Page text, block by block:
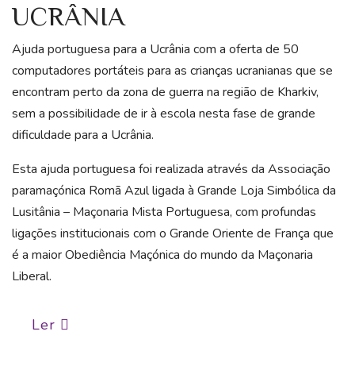
UCRÂNIA
Ajuda portuguesa para a Ucrânia com a oferta de 50
computadores portáteis para as crianças ucranianas que se
encontram perto da zona de guerra na região de Kharkiv,
sem a possibilidade de ir à escola nesta fase de grande
dificuldade para a Ucrânia.
Esta ajuda portuguesa foi realizada através da Associação
paramaçónica Romã Azul ligada à Grande Loja Simbólica da
Lusitânia – Maçonaria Mista Portuguesa, com profundas
ligações institucionais com o Grande Oriente de França que
é a maior Obediência Maçónica do mundo da Maçonaria
Liberal.
Ler